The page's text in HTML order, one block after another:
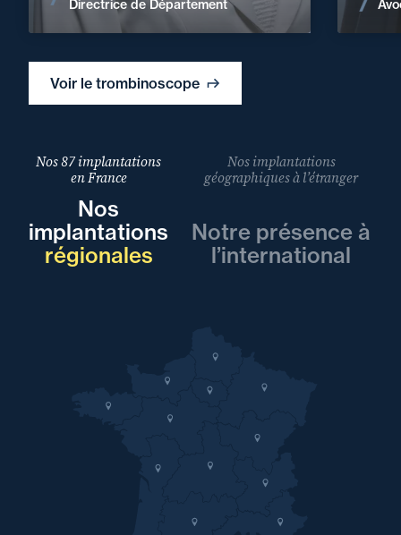
Voir le trombinoscope
Directrice de Département
Nos 87 implantations
en France
Nos
implantations
régionales
Nos implantations
géographiques à l’étranger
Notre présence à
l’international